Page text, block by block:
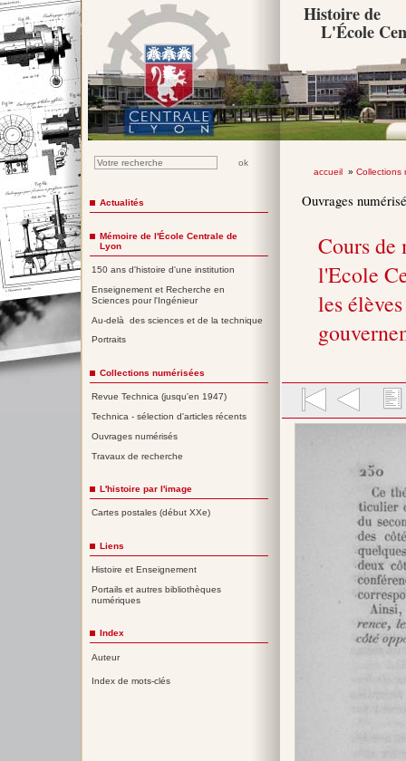
Histoire de
L'École
accueil» Collections
Ouvrages
Cours de
l'Ecole
les
Actualités
Mémoire de l'École Centrale de
Lyon
150 ans d'histoire d'une institution
Enseignement et Recherche en
Sciences pour l'Ingénieur
Au-delà des sciences et de la technique
Portraits
Collections numérisées
Revue Technica (jusqu'en 1947)
Technica - sélection d'articles récents
Ouvrages numérisés
Travaux de recherche
L'histoire par l'image
Cartes postales (début XXe)
Liens
Histoire et Enseignement
Portails et autres bibliothèques
numériques
Index
Auteur
Index de mots-clés